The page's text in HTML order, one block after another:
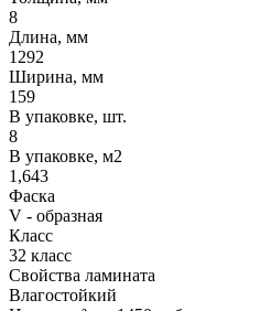
8
Длина, мм
1292
Ширина, мм
159
В упаковке, шт.
8
В упаковке, м2
1,643
Фаска
V - образная
Класс
32 класс
Свойства ламината
Влагостойкий